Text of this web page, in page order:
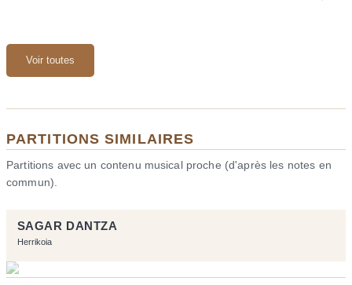
Voir toutes
PARTITIONS SIMILAIRES
Partitions avec un contenu musical proche (d'après les notes en
commun).
SAGAR DANTZA
Herrikoia